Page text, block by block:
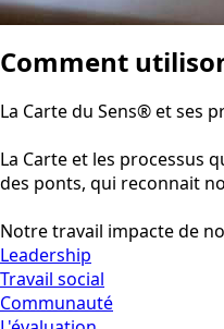
Comment
La Carte du Sens® et ses
La Carte et les processus
des ponts, qui reconnait
Notre travail impacte de
Leadership
Travail social
Communauté